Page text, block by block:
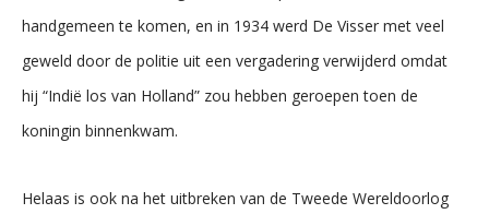
handgemeen te komen, en in 1934 werd De Visser met veel
geweld door de politie uit een vergadering verwijderd omdat
hij “Indië los van Holland” zou hebben geroepen toen de
koningin binnenkwam.
Helaas is ook na het uitbreken van de Tweede Wereldoorlog